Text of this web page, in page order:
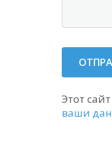
Этот
ваши